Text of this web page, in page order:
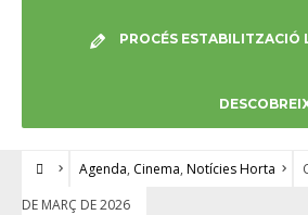
PROCÉS ESTABILITZACIÓ
Agenda, Cinema, Notícies Horta
DE MARÇ DE 2026